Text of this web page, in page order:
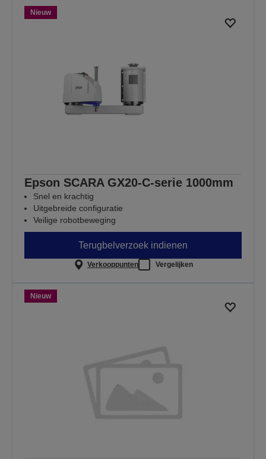
Nieuw
Epson SCARA GX20-C-serie 1000mm
Snel en krachtig
Uitgebreide configuratie
Veilige robotbeweging
Terugbelverzoek indienen
Verkooppunten Vergelijken
Nieuw